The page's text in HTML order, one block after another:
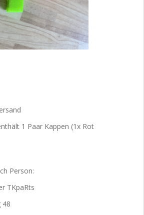
1 Paar Kappen (1x Rot
Person:
TKpaRts
48